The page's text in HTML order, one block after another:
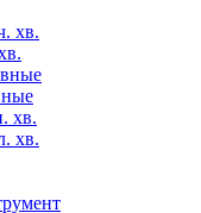
хв.
хв.
хв.